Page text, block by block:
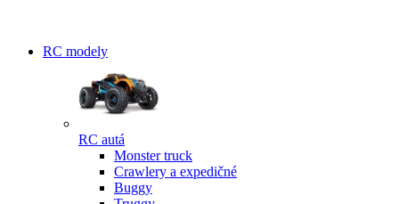
RC modely
RC autá
Monster truck
Crawlery a expedičné
Buggy